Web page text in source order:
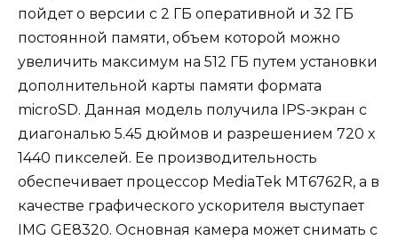
пойдет о версии с 2 ГБ оперативной и 32 ГБ
постоянной памяти, объем которой можно
увеличить максимум на 512 ГБ путем установки
дополнительной карты памяти формата
microSD. Данная модель получила IPS-экран с
диагональю 5.45 дюймов и разрешением 720 х
1440 пикселей. Ее производительность
обеспечивает процессор MediaTek MT6762R, а в
качестве графического ускорителя выступает
IMG GE8320. Основная камера может снимать с